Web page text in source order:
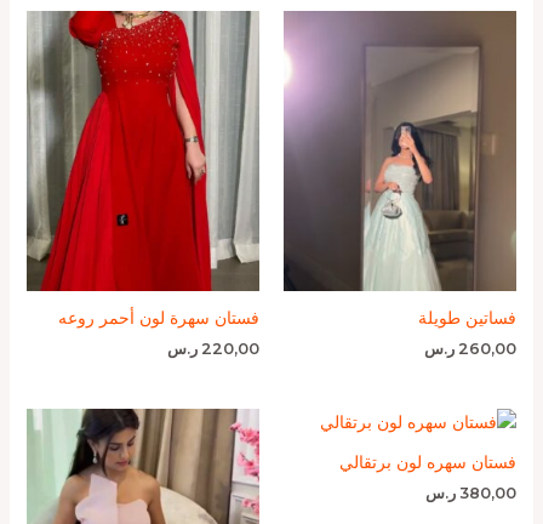
فساتين طويلة
260,00 ر.س
فستان سهرة لون أحمر روعه
220,00 ر.س
فستان سهره لون برتقالي
380,00 ر.س